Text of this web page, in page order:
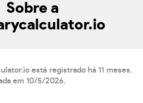
Sobre a
está registrado há 11 meses.
em 10/5/2026.